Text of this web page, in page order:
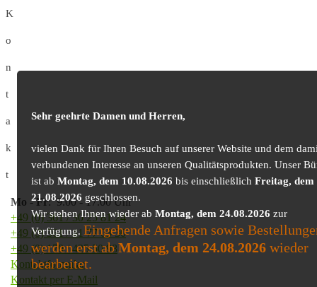
K
o
n
t
a
k
t
Mo -Fr: 9.00 - 17.00 Uhr
+49 (0) 361 / 30 25 81 24
+49 (0) 361 / 41 77 03 30
+49 (0) 179 / 425 50 98
Kontaktformular
Kontakt per E-Mail
Sehr geehrte Damen und Herren,
vielen Dank für Ihren Besuch auf unserer Website und dem
verbundenen Interesse an unseren Qualitätsprodukten. Unser
ist ab Montag, dem 10.08.2026 bis einschließlich Freitag, dem
21.08.2026 geschlossen.
Wir stehen Ihnen wieder ab Montag, dem 24.08.2026 zur
Verfügung.Eingehende Anfragen sowie
werden erst abMontag, dem 24.08.2026wieder
bearbeitet.